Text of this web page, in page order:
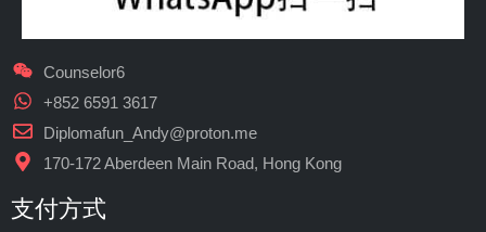
Counselor6
+852 6591 3617
Diplomafun_Andy@proton.me
170-172 Aberdeen Main Road, Hong Kong
支付方式